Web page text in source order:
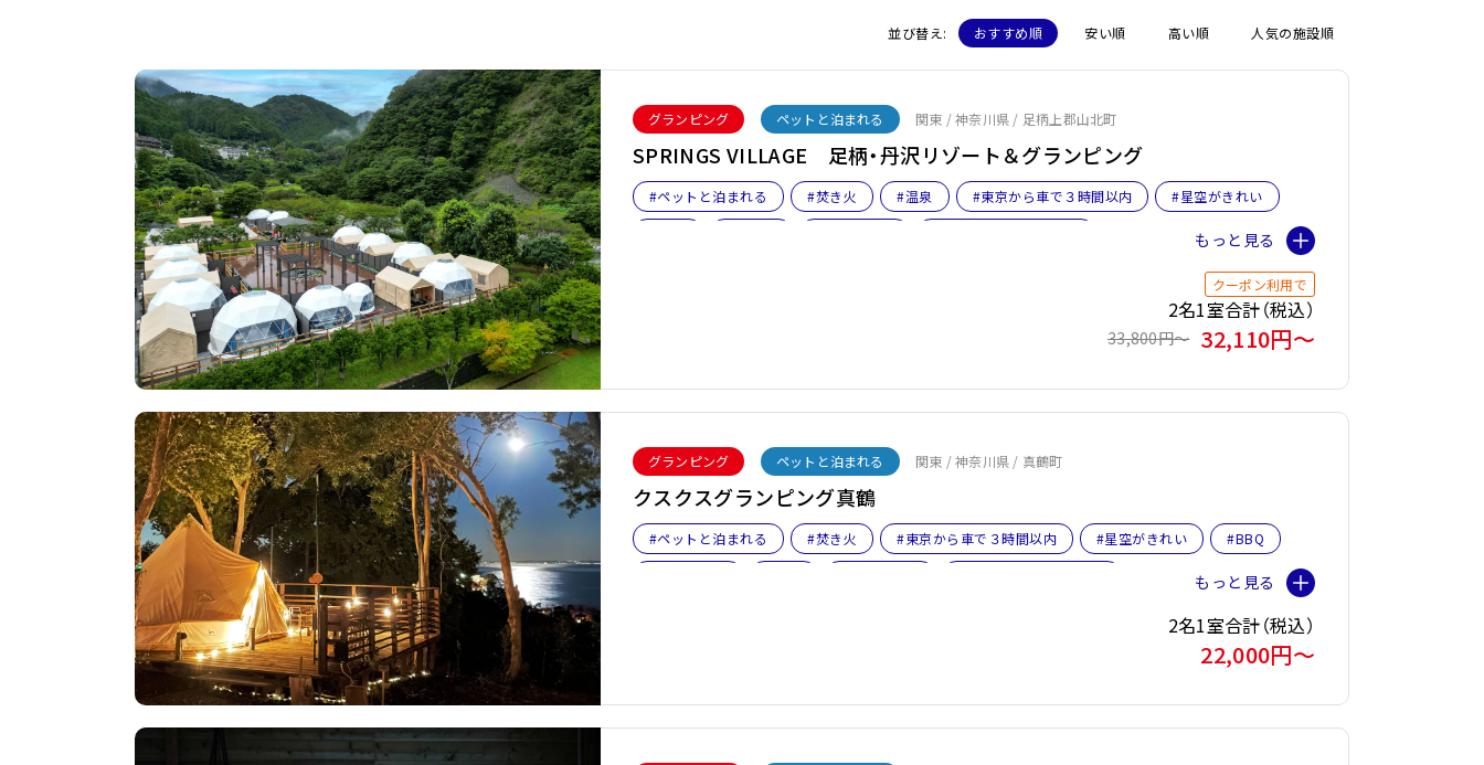
並び替え: おすすめ順 安い順 高い順 人気の施設順
グランピング ペットと泊まれる 関東 / 神奈川県 / 足柄上郡山北町
SPRINGS VILLAGE 足柄・丹沢リゾート＆グランピング
#ペットと泊まれる #焚き火 #温泉 #東京から車で３時間以内
#星空がきれい
クーポン利用で
2名1室合計（税込）
33,800円〜 32,110円〜
グランピング ペットと泊まれる 関東 / 神奈川県 / 真鶴町
クスクスグランピング真鶴
#ペットと泊まれる #焚き火 #東京から車で３時間以内 #星空がきれい
#BBQ
2名1室合計（税込）
22,000円〜